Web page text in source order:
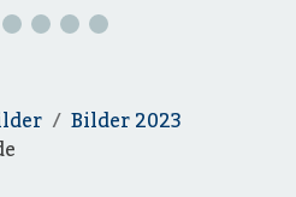
Bilder 2023